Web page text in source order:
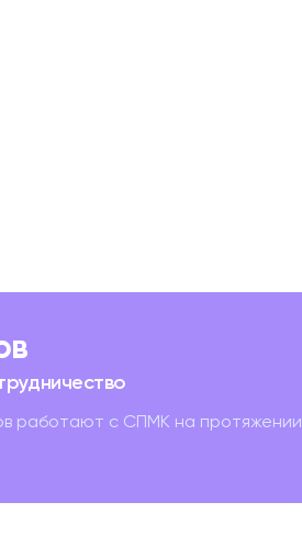
работают с СПМК на протяжении